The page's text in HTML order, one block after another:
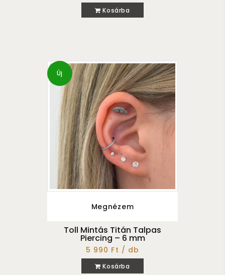
Kosárba
Új
Megnézem
Toll Mintás Titán Talpas
Piercing – 6 mm
5 990 Ft / db
Kosárba